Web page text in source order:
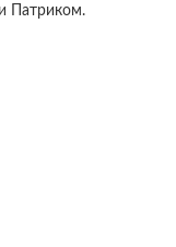
Патриком.